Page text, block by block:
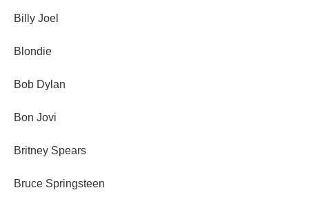
Billy Joel
Blondie
Bob Dylan
Bon Jovi
Britney Spears
Bruce Springsteen